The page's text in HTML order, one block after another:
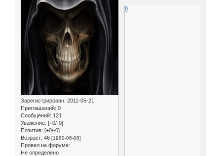
Зарегистрирован: 2011-05-21
Приглашений: 0
Сообщений: 121
Уважение: [+0/-0]
Позитив: [+0/-0]
Возраст: 46 [1980-06-08]
Провел на форуме:
Не определено
0